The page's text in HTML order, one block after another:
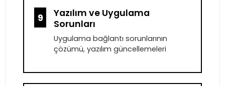
9
Yazılım ve Uygulama
Sorunları
Uygulama bağlantı sorunlarının
çözümü, yazılım güncellemeleri